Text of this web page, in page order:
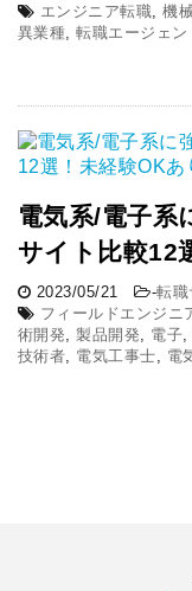
エンジニア転職 ,機
異業種 ,転職エージェン
電気系/電子系
サイト比較12
2023/05/21 -転職
フィールドエンジニ
術開発 ,製品開発 電子
技術者
電気工事士 電